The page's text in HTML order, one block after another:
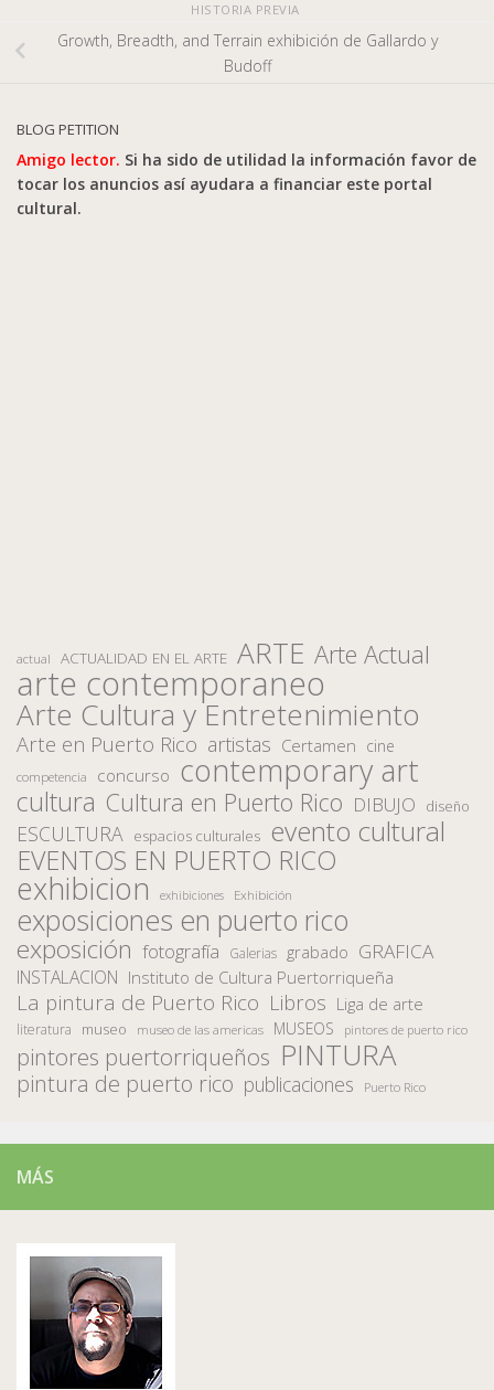
HISTORIA PREVIA
Growth, Breadth, and Terrain exhibición de Gallardo y
Budoff
BLOG PETITION
Amigo lector. Si ha sido de utilidad la información favor de
tocar los anuncios así ayudara a financiar este portal
cultural.
actual ACTUALIDAD EN EL ARTE ARTE Arte Actual
arte contemporaneo
Arte Cultura y Entretenimiento
Arte en Puerto Rico artistas Certamen cine
competencia concurso contemporary art
cultura Cultura en Puerto Rico DIBUJO diseño
ESCULTURA espacios culturales evento cultural
EVENTOS EN PUERTO RICO
exhibicion exhibiciones Exhibición
exposiciones en puerto rico
exposición fotografía Galerias grabado GRAFICA
INSTALACION Instituto de Cultura Puertorriqueña
La pintura de Puerto Rico Libros Liga de arte
literatura museo museo de las americas MUSEOS pintores de puerto rico
pintores puertorriqueños PINTURA
pintura de puerto rico publicaciones Puerto Rico
MÁS